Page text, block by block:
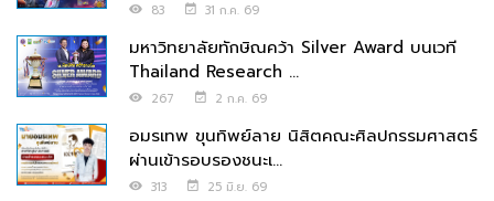
83 31 ก.ค. 69
มหาวิทยาลัยทักษิณคว้า Silver Award บนเวที
Thailand Research ...
267 2 ก.ค. 69
อมรเทพ ขุนทิพย์ลาย นิสิตคณะศิลปกรรมศาสตร์
ผ่านเข้ารอบรองชนะเ...
313 25 มิ.ย. 69